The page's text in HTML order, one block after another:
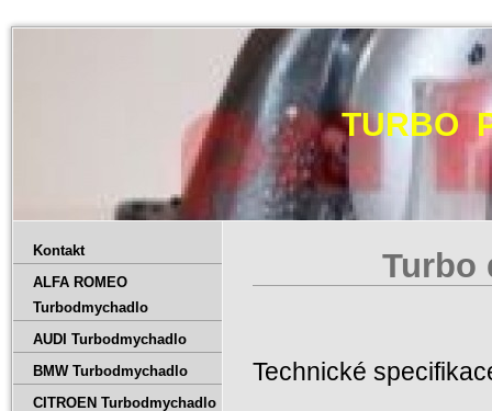
TURBO
Turbo
Technické
Kontakt
ALFA ROMEO
Turbodmychadlo
AUDI Turbodmychadlo
BMW Turbodmychadlo
CITROEN Turbodmychadlo